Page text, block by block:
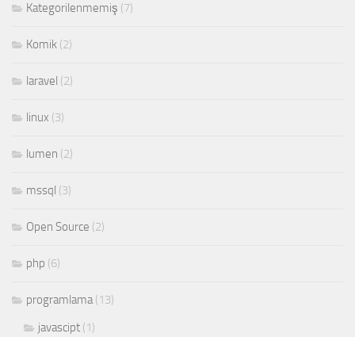
Kategorilenmemiş (7)
Komik (2)
laravel (2)
linux (3)
lumen (2)
mssql (3)
Open Source (2)
php (6)
programlama(13)
javascipt (1)